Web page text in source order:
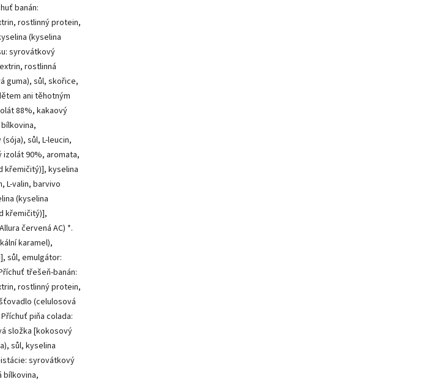
banán:
rostlinný protein,
(kyselina
syrovátkový
rostlinná
guma), sůl, skořice,
ani těhotným
88%, kakaový
sůl, L-leucin,
90%, aromata,
křemičitý)], kyselina
L-valin, barvivo
(kyselina
křemičitý)],
červená AC) *.
karamel),
sůl, emulgátor:
třešeň-banán:
rostlinný protein,
(celulosová
piňa colada:
složka [kokosový
sůl, kyselina
syrovátkový
bílkovina,